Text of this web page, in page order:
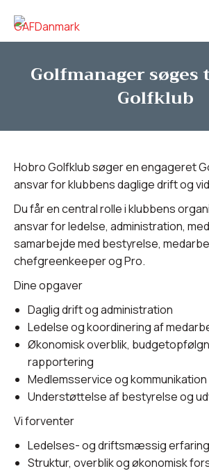
Golfmanager
Golfklub
Hobro Golfklub søger en engageret
ansvar for klubbens daglige drift og
Du får en central rolle i klubbens
ansvar for ledelse, administration,
samarbejde med bestyrelse,
chefgreenkeeper og Pro.
Dine opgaver
Daglig drift og administration
Ledelse og koordinering af
Økonomisk overblik,
rapportering
Medlemsservice og kommunikation
Understøttelse af bestyrelse og
Vi forventer
Ledelses- og driftsmæssig erfaring
Struktur, overblik og økonomisk